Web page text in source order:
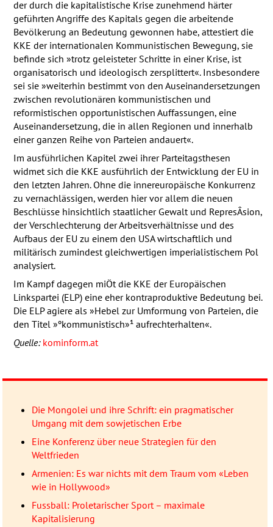
der durch die kapitalistische Krise zunehmend härter
geführten Angriffe des Kapitals gegen die arbeitende
Bevölkerung an Bedeutung gewonnen habe, attestiert die
KKE der internationalen Kommunistischen Bewegung, sie
befinde sich »trotz geleisteter Schritte in einer Krise, ist
organisatorisch und ideologisch zersplittert«. Insbesondere
sei sie »weiterhin bestimmt von den Auseinandersetzungen
zwischen revolutionären kommunistischen und
reformistischen opportunistischen Auffassungen, eine
Auseinandersetzung, die in allen Regionen und innerhalb
einer ganzen Reihe von Parteien andauert«.
Im ausführlichen Kapitel zwei ihrer Parteitagsthesen
widmet sich die KKE ausführlich der Entwicklung der EU in
den letzten Jahren. Ohne die innereuropäische Konkurrenz
zu vernachlässigen, werden hier vor allem die neuen
Beschlüsse hinsichtlich staatlicher Gewalt und RepresÂ­sion,
der Verschlechterung der Arbeitsverhältnisse und des
Aufbaus der EU zu einem den USAwirtschaftlich und
militärisch zumindest gleichwertigen imperialistischem Pol
analysiert.
Im Kampf dagegen miÖt die KKE der Europäischen
Linkspartei (ELP) eine eher kontraproduktive Bedeutung bei.
Die ELPagiere als »Hebel zur Umformung von Parteien, die
den Titel »ºkommunistisch»¹ aufrechterhalten«.
Quelle: kominform.at
Die Mongolei und ihre Schrift: ein pragmatischer
Umgang mit dem sowjetischen Erbe
Eine Konferenz über neue Strategien für den
Weltfrieden
Armenien: Es war nichts mit dem Traum vom «Leben
wie in Hollywood»
Fussball: Proletarischer Sport – maximale
Kapitalisierung